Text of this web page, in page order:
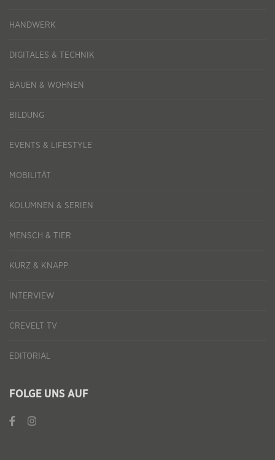
HANDWERK
DIGITALES & TECHNIK
BAUEN & WOHNEN
BILDUNG
EVENTS & LIFESTYLE
MOBILITÄT
KOLUMNEN & SERIEN
MENSCH & TIER
KURZ & KNAPP
INTERVIEW
CREVELT TV
EDITORIAL
FOLGE UNS AUF